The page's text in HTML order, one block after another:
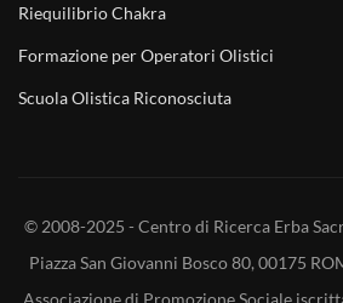
Riequilibrio Chakra
Formazione per Operatori Olistici
Scuola Olistica Riconosciuta
© 2008-2025 - Centro di Ricerca Erba
Piazza San Giovanni Bosco 80, 00175
Associazione di Promozione Sociale